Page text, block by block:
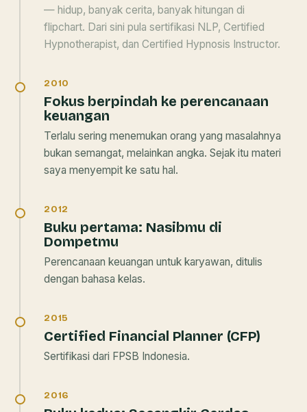
— hidup, banyak cerita, banyak hitungan di
flipchart. Dari sini pula sertifikasi NLP, Certified
Hypnotherapist, dan Certified Hypnosis Instructor.
2010
Fokus berpindah ke perencanaan
keuangan
Terlalu sering menemukan orang yang masalahnya
bukan semangat, melainkan angka. Sejak itu materi
saya menyempit ke satu hal.
2012
Buku pertama: Nasibmu di
Dompetmu
Perencanaan keuangan untuk karyawan, ditulis
dengan bahasa kelas.
2015
Certified Financial Planner (CFP)
Sertifikasi dari FPSB Indonesia.
2016